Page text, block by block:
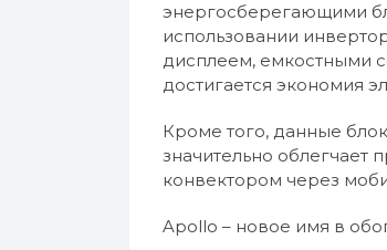
энергосберегающими
использовании
дисплеем, емкостными
достигается экономия
Кроме того, данные
значительно облегчает
конвектором через
Apollo – новое имя в